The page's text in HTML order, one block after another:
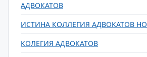
АДВОКАТОВ
ИСТИНА КОЛЛЕГИЯ АДВОКАТОВ НО
КОЛЕГИЯ АДВОКАТОВ